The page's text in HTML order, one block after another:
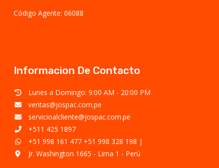
Código Agente: 06088
Informacion De Contacto
Lunes a Domingo: 9:00 AM - 20:00 PM
ventas@jospac.com.pe
servicioalcliente@jospac.com.pe
+511 425 1897
+51 998 161 477 +51 998 328 198 |
Jr. Washington 1665 - Lima 1 - Perú